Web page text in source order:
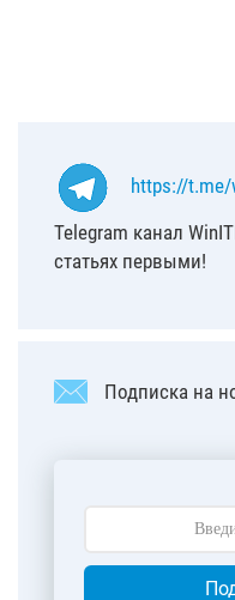
https://
Telegram канал
статьях первыми!
Подписка на